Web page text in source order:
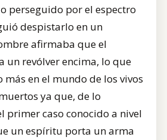
perseguido por el espectro
despistarlo en un
afirmaba que el
un revólver encima, lo que
más en el mundo de los vivos
ya que, de lo
primer caso conocido a nivel
un espíritu porta un arma